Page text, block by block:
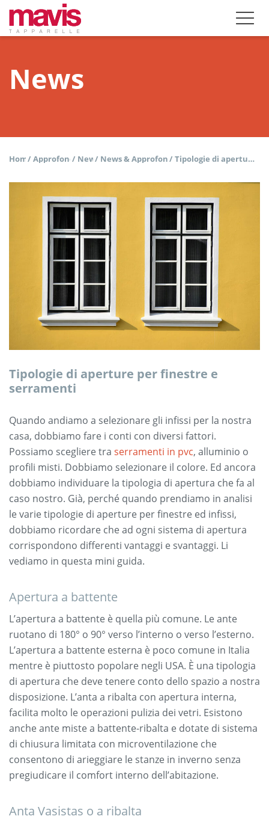
News
Home
/ Approfondisci
/ News
/ News & Approfondimenti
/ Tipologie di aperture per finestre e serramenti
Tipologie di aperture per finestre e
serramenti
Quando andiamo a selezionare gli infissi per la nostra
casa, dobbiamo fare i conti con diversi fattori.
Possiamo scegliere tra serramenti in pvc, alluminio o
profili misti. Dobbiamo selezionare il colore. Ed ancora
dobbiamo individuare la tipologia di apertura che fa al
caso nostro. Già, perché quando prendiamo in analisi
le varie tipologie di aperture per finestre ed infissi,
dobbiamo ricordare che ad ogni sistema di apertura
corrispondono differenti vantaggi e svantaggi. Li
vediamo in questa mini guida.
Apertura a battente
L’apertura a battente è quella più comune. Le ante
ruotano di 180° o 90° verso l’interno o verso l’esterno.
L’apertura a battente esterna è poco comune in Italia
mentre è piuttosto popolare negli USA. È una tipologia
di apertura che deve tenere conto dello spazio a nostra
disposizione. L’anta a ribalta con apertura interna,
facilita molto le operazioni pulizia dei vetri. Esistono
anche ante miste a battente-ribalta e dotate di sistema
di chiusura limitata con microventilazione che
consentono di arieggiare le stanze in inverno senza
pregiudicare il comfort interno dell’abitazione.
Anta Vasistas o a ribalta